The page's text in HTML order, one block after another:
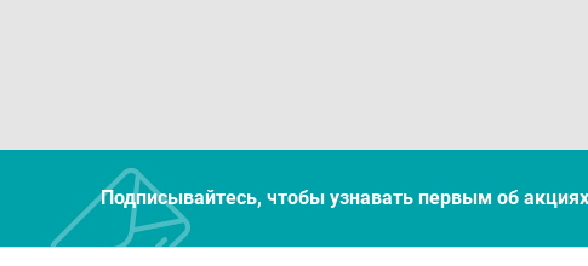
Подписывайтесь, чтобы узнавать первым об